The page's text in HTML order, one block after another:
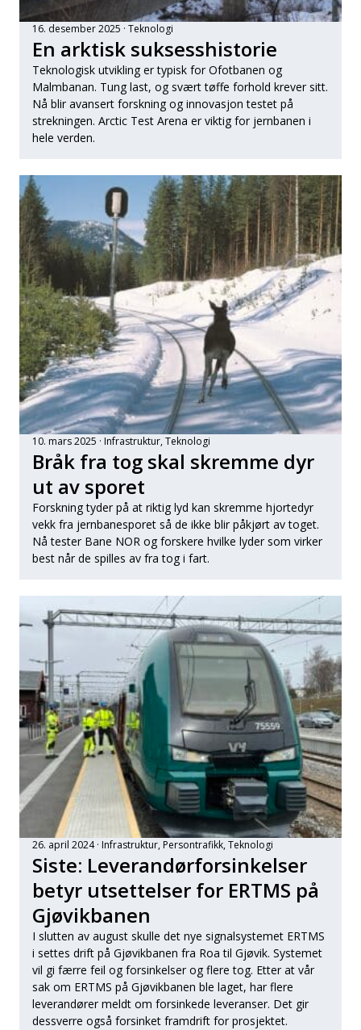
16. desember 2025 Teknologi
En arktisk suksesshistorie
Teknologisk utvikling er typisk for Ofotbanen og
Malmbanan. Tung last, og svært tøffe forhold krever sitt.
Nå blir avansert forskning og innovasjon testet på
strekningen. Arctic Test Arena er viktig for jernbanen i
hele verden.
10. mars 2025 Infrastruktur, Teknologi
Bråk fra tog skal skremme dyr
ut av sporet
Forskning tyder på at riktig lyd kan skremme hjortedyr
vekk fra jernbanesporet så de ikke blir påkjørt av toget.
Nå tester Bane NOR og forskere hvilke lyder som virker
best når de spilles av fra tog i fart.
26. april 2024 Infrastruktur, Persontrafikk, Teknologi
Siste: Leverandørforsinkelser
betyr utsettelser for ERTMS på
Gjøvikbanen
I slutten av august skulle det nye signalsystemet ERTMS
i settes drift på Gjøvikbanen fra Roa til Gjøvik. Systemet
vil gi færre feil og forsinkelser og flere tog. Etter at vår
sak om ERTMS på Gjøvikbanen ble laget, har flere
leverandører meldt om forsinkede leveranser. Det gir
dessverre også forsinket framdrift for prosjektet.